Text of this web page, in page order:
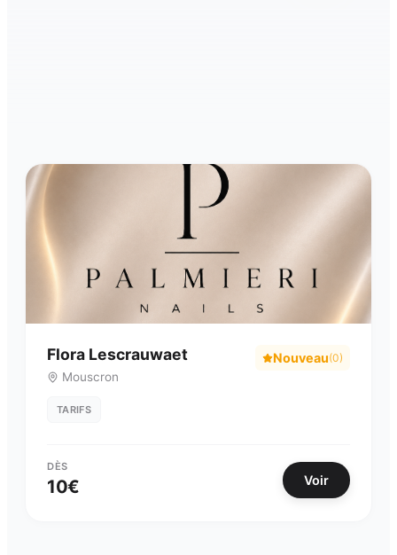
Flora Lescrauwaet
Mouscron
Nouveau(0)
TARIFS
DÈS
10€ Voir